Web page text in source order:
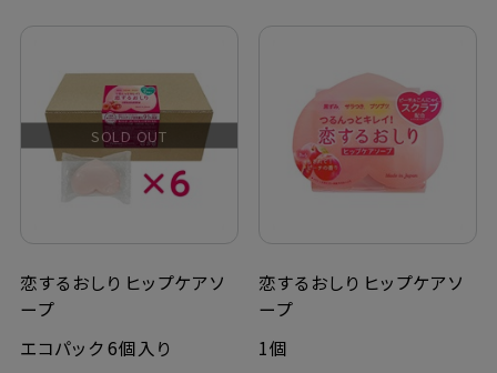
SOLD OUT
恋するおしり ヒップケアソ
ープ
エコパック 6個入り
恋するおしり ヒップケアソ
ープ
1個